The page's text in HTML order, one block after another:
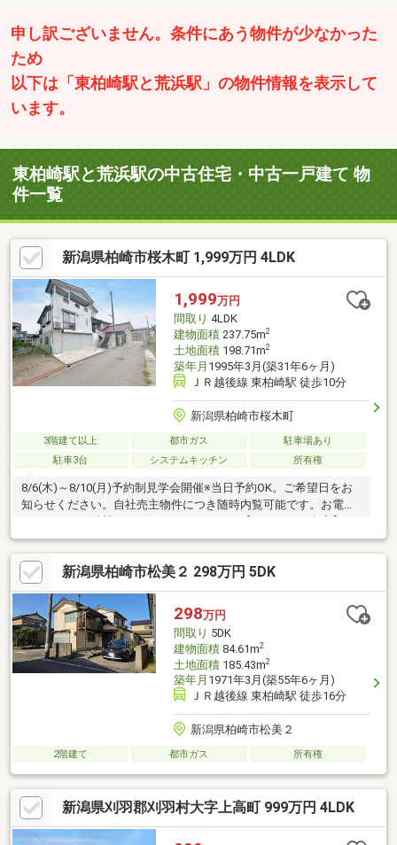
申し訳ございません。条件にあう物件が少なかった
ため
以下は「東柏崎駅と荒浜駅」の物件情報を表示して
います。
東柏崎駅と荒浜駅の中古住宅・中古一戸建て 物
件一覧
新潟県柏崎市桜木町 1,999万円 4LDK
1,999万円
間取り 4LDK
建物面積237.75m2
土地面積198.71m2
築年月 1995年3月(築31年6ヶ月)
ＪＲ越後線 東柏崎駅 徒歩10分
新潟県柏崎市桜木町
3階建て以上 都市ガス
駐車場あり
駐車3台
システムキッチン 所有権
8/6(木)～8/10(月)予約制見学会開催※当日予約OK。ご希望日をお
知らせください。自社売主物件につき随時内覧可能です。お電話
かメールでご希望日をお知らせください。【リフォーム内容】シ
ロアリ工防除工事、庭木伐採、システムキッチン交換、ユニット
バス交換、トイレ交換、洗面化粧台交換、給湯器交換、インター
ホン設置、火災警報器設置、照明器具交換【おすすめポイン
ト】・本物件は条件により住宅ローン減税が適用されます。・シ
ロアリ防除工事施工後5年間保証。
新潟県柏崎市松美２ 298万円 5DK
298万円
間取り 5DK
建物面積84.61m2
土地面積185.43m2
築年月 1971年3月(築55年6ヶ月)
ＪＲ越後線 東柏崎駅 徒歩16分
新潟県柏崎市松美２
2階建て 都市ガス 所有権
新潟県刈羽郡刈羽村大字上高町 999万円 4LDK